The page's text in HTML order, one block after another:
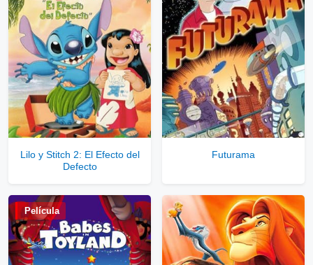
▷Enlaces Privados VIP⇓
Ver Enlaces Privados VIP
Servidores directos
Solo disponible para usuarios registrados.
Lilo y Stitch 2: El Efecto del
Defecto
Futurama
Película